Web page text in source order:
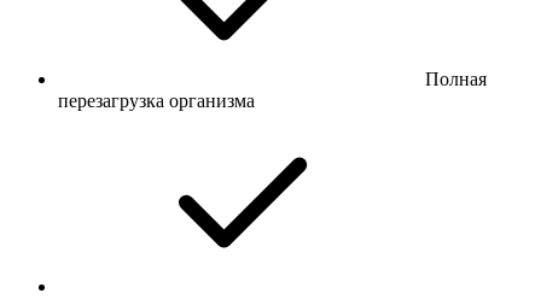
Полная
перезагрузка организма